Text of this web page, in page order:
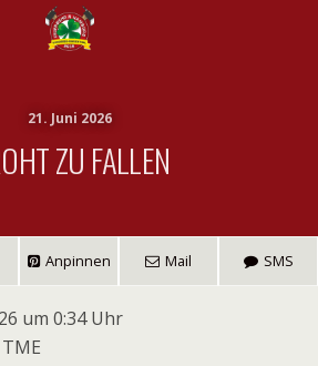
21. Juni 2026
ZU FALLEN
Anpinnen Mail SMS
um 0:34 Uhr
TME